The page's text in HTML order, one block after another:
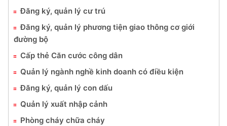
Đăng ký, quản lý cư trú
Đăng ký, quản lý phương tiện giao thông cơ giới
đường bộ
Cấp thẻ Căn cước công dân
Quản lý ngành nghề kinh doanh có điều kiện
Đăng ký, quản lý con dấu
Quản lý xuất nhập cảnh
Phòng cháy chữa cháy